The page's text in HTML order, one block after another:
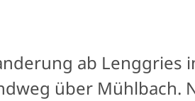
ab Lenggries
über Mühlbach.